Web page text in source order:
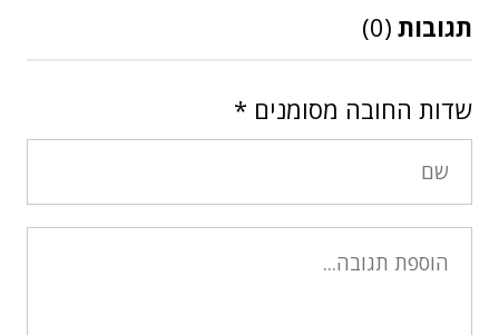
תגובות (0)
שדות החובה מסומנים *